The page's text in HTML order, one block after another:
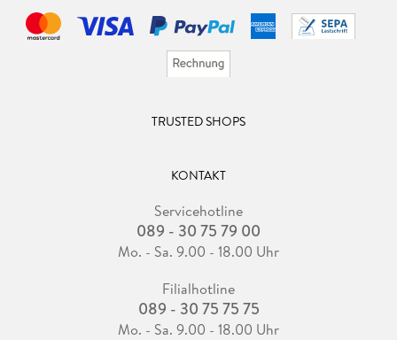
TRUSTED SHOPS
KONTAKT
Servicehotline
089 - 30 75 79 00
Mo. - Sa. 9.00 - 18.00 Uhr
Filialhotline
089 - 30 75 75 75
Mo. - Sa. 9.00 - 18.00 Uhr